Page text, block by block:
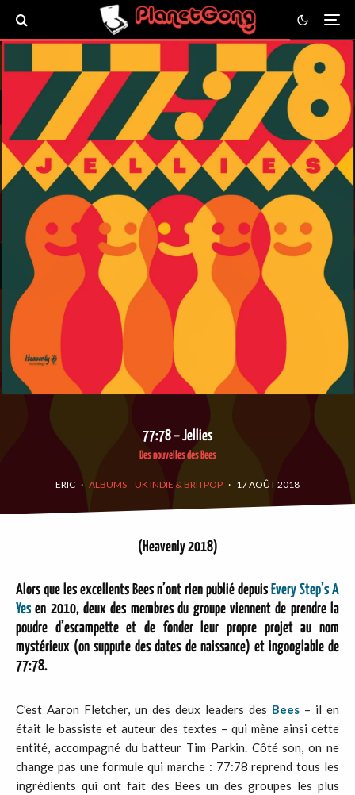
77:78 – Jellies
Des nouvelles des Bees
ERIC · ALBUMS UK INDIE & BRITPOP · 17 AOÛT 2018
(Heavenly 2018)
Alors que les excellents Bees n’ont rien publié depuis Every Step’s A
Yes en 2010, deux des membres du groupe viennent de prendre la
poudre d’escampette et de fonder leur propre projet au nom
mystérieux (on suppute des dates de naissance) et ingooglable de
77:78.
C’est Aaron Fletcher, un des deux leaders des Bees – il en
était le bassiste et auteur des textes – qui mène ainsi cette
entité, accompagné du batteur Tim Parkin. Côté son, on ne
change pas une formule qui marche : 77:78 reprend tous les
ingrédients qui ont fait des Bees un des groupes les plus